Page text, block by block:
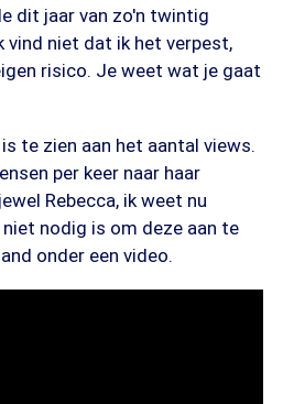
dit jaar van zo'n twintig
vind niet dat ik het verpest,
risico. Je weet wat je gaat
te zien aan het aantal views.
per keer naar haar
Rebecca, ik weet nu
nodig is om deze aan te
onder een video.